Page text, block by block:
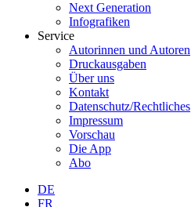
Next Generation
Infografiken
Service
Autorinnen und Autoren
Druckausgaben
Über uns
Kontakt
Datenschutz/Rechtliches
Impressum
Vorschau
Die App
Abo
DE
FR